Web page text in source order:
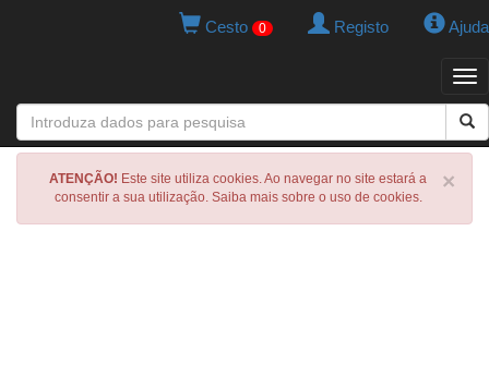
Cesto 0 Registo Ajuda
×
ATENÇÃO! Este site utiliza cookies. Ao navegar no site estará a
consentir a sua utilização. Saiba mais sobre o uso de cookies.